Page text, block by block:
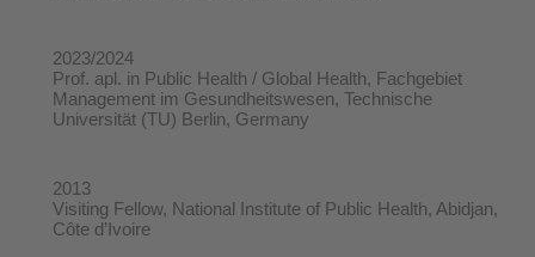
2023/2024
Prof. apl. in Public Health / Global Health, Fachgebiet
Management im Gesundheitswesen, Technische
Universität (TU) Berlin, Germany
2013
Visiting Fellow, National Institute of Public Health, Abidjan,
Côte d’Ivoire